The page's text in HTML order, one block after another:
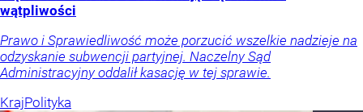
wątpliwości
Prawo i Sprawiedliwość może porzucić wszelkie nadzieje na
odzyskanie subwencji partyjnej. Naczelny Sąd
Administracyjny oddalił kasację w tej sprawie.
KrajPolityka